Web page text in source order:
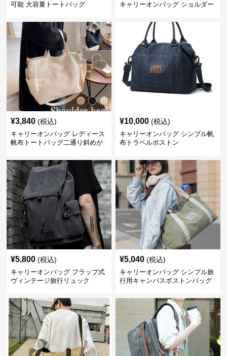
可能 大容量トートバッグ
キャリーオンバッグ ショルダー
¥3,840 (税込)
キャリーオンバッグ レディース
帆布トートバッグ二通り斜めが
¥10,000 (税込)
キャリーオンバッグ シンプル帆
布トラベルボストン
¥5,800 (税込)
キャリーオンバッグ フラップ式
ヴィンテージ旅行リュック
¥5,040 (税込)
キャリーオンバッグ シンプル旅
行用キャンバスボストンバッグ